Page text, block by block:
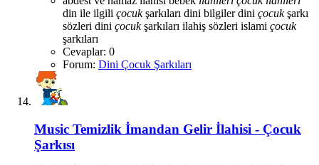
din ile ilgili çocukşarkıları dini bilgilerdini çocukşarkı
sözleri dini çocukşarkıları ilahiş sözleri islami çocuk
şarkıları
Cevaplar: 0
Forum: Dini Çocuk Şarkıları
Music Temizlik İmandan Gelir İlahisi - Çocuk
Şarkısı